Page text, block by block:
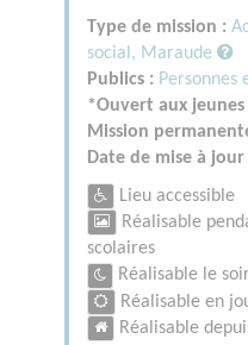
Type de mission :
social, Maraude
Publics : Personnes
*Ouvert aux
Mission
Date de mise à jour
Lieu accessible
Réalisable
scolaires
Réalisable le soir
Réalisable en
Réalisable